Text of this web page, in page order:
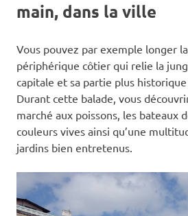
main, dans la ville
Vous pouvez par exemple longer
périphérique côtier qui relie la
capitale et sa partie plus
Durant cette balade, vous
marché aux poissons, les bateaux
couleurs vives ainsi qu’une
jardins bien entretenus.